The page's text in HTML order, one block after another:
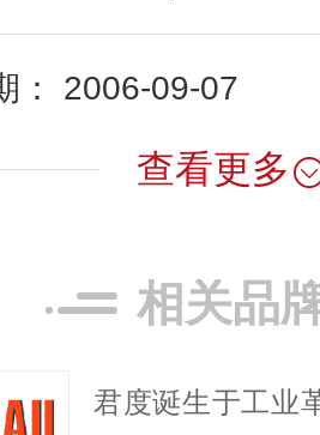
： 2006-09-07
查看更多
相关品
君度诞生于工业